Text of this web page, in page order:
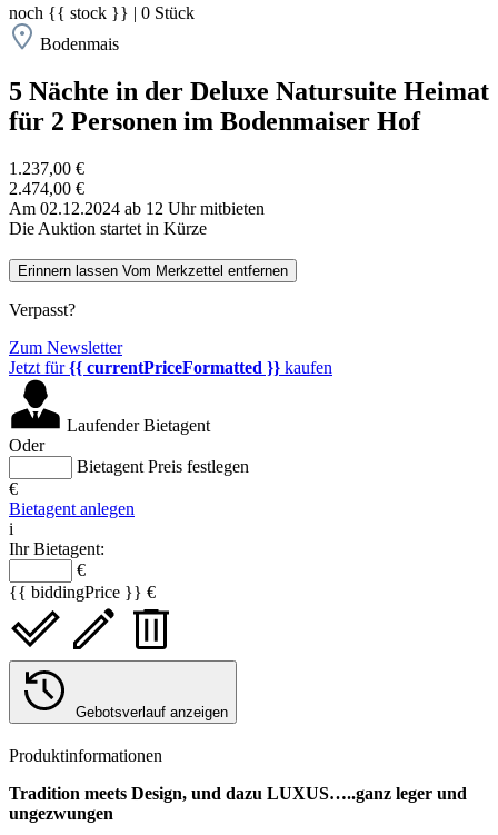
noch {{ stock }} | 0 Stück
Bodenmais
5 Nächte in der Deluxe Natursuite Heimat
für 2 Personen im Bodenmaiser Hof
1.237,00 €
2.474,00 €
Am 02.12.2024 ab 12 Uhr mitbieten
Die Auktion startet in Kürze
Erinnern lassen Vom Merkzettel entfernen
Verpasst?
Zum Newsletter
Jetzt für{{ currentPriceFormatted }} kaufen
Laufender Bietagent
Oder
Bietagent Preis festlegen
€
Bietagent anlegen
i
Ihr Bietagent:
€
{{ biddingPrice }} €
Gebotsverlauf anzeigen
Produktinformationen
Tradition meets Design, und dazu LUXUS…..ganz leger und
ungezwungen